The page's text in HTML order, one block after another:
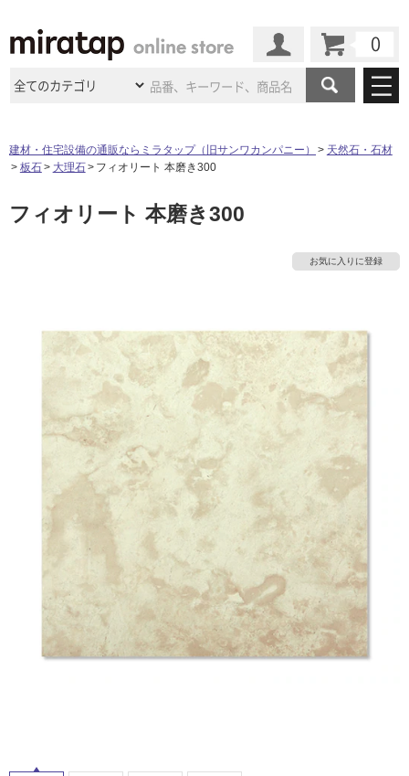
商品カテゴリ
キッチン
トイレ
ウッドデッキ フローリング・ 床材
インテリア・家具
照明 ペット用品
内装用建材 パネル・壁材
ロートアイアン 天然石・石材
メンテナンス・ 施工材 新商品
施工事例
施工事例 法人案件納入事例
インタビュー
ショールーム
ショールーム
名古屋 ショールーム 京都ショールーム
ショールーム 札幌スマートショールー
ム
横浜スマート ショールー
ウェルビーみのおHDC
BOX
ご利用ガイド 初めての方へ
よくある質問 お問い合わせ
修理お問い合わせ クレーム公開
説明書・図面検索 水まわり 3年保証
お役立ち情報 住まいのスタイリング
アイデア
チャンネル
オンライン相談
その他サービス
ミラタップと創る家
工事会社紹介 Coziコンシ
ェルジュ
自分らしい家づくり
最高のリノベ会社が
かる
リノベりす
建材・住宅設備の通販ならミラタップ（旧サンワカンパニー）
天然石・石材
板石
大理石 フィオリート 本磨き300
フィオリート 本磨き300
お気に入りに登録
ル